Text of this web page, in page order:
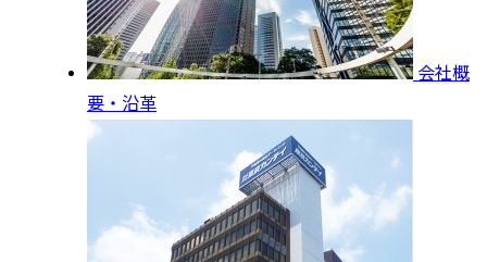
会社概
要・沿革